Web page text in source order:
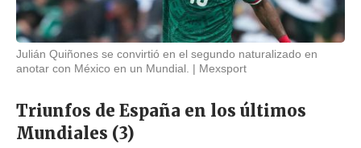
Julián Quiñones se convirtió en el segundo naturalizado en
anotar con México en un Mundial.
Mexsport
Triunfos de España en los últimos
Mundiales (3)